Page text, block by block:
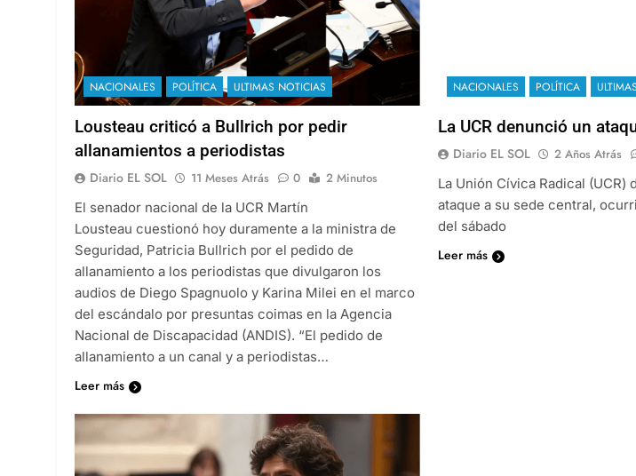
NACIONALES POLÍTICA ULTIMAS NOTICIAS
Lousteau criticó a Bullrich por pedir
allanamientos a periodistas
Diario EL SOL 11 Meses Atrás 0
2 Minutos
El senador nacional de la UCR Martín
Lousteau cuestionó hoy duramente a la ministra de
Seguridad, Patricia Bullrich por el pedido de
allanamiento a los periodistas que divulgaron los
audios de Diego Spagnuolo y Karina Milei en el marco
del escándalo por presuntas coimas en la Agencia
Nacional de Discapacidad (ANDIS). “El pedido de
allanamiento a un canal y a periodistas…
Leer más
NACIONALES POLÍTICA
La UCR denunció un
Diario EL SOL 2 Años Atrás
La Unión Cívica Radical
ataque a su sede central,
del sábado
Leer más